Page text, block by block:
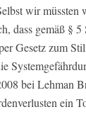
wir müssten
dass gemäß §
Gesetz zum
bei Lehman
ein